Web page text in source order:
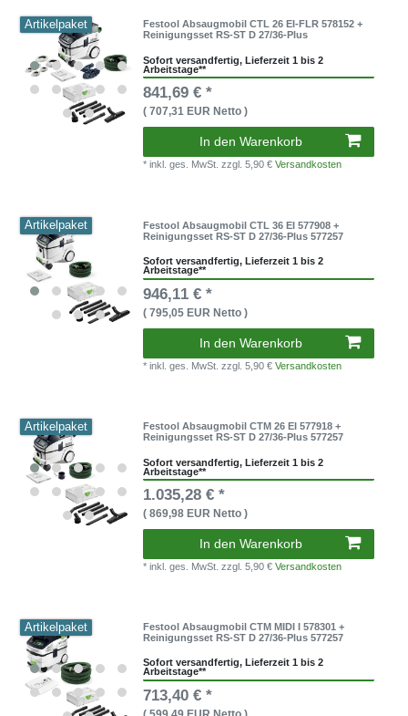
Artikelpaket
Festool Absaugmobil CTL 26 EI-FLR 578152 +
Reinigungsset RS-ST D 27/36-Plus
Sofort versandfertig, Lieferzeit 1 bis 2
Arbeitstage**
841,69 € *
( 707,31 EUR Netto )
In den Warenkorb
* inkl. ges. MwSt.zzgl. 5,90 €Versandkosten
Artikelpaket
Festool Absaugmobil CTL 36 EI 577908 +
Reinigungsset RS-ST D 27/36-Plus 577257
Sofort versandfertig, Lieferzeit 1 bis 2
Arbeitstage**
946,11 € *
( 795,05 EUR Netto )
In den Warenkorb
* inkl. ges. MwSt.zzgl. 5,90 €Versandkosten
Artikelpaket
Festool Absaugmobil CTM 26 EI 577918 +
Reinigungsset RS-ST D 27/36-Plus 577257
Sofort versandfertig, Lieferzeit 1 bis 2
Arbeitstage**
1.035,28 € *
( 869,98 EUR Netto )
In den Warenkorb
* inkl. ges. MwSt.zzgl. 5,90 €Versandkosten
Artikelpaket
Festool Absaugmobil CTM MIDI I 578301 +
Reinigungsset RS-ST D 27/36-Plus 577257
Sofort versandfertig, Lieferzeit 1 bis 2
Arbeitstage**
713,40 € *